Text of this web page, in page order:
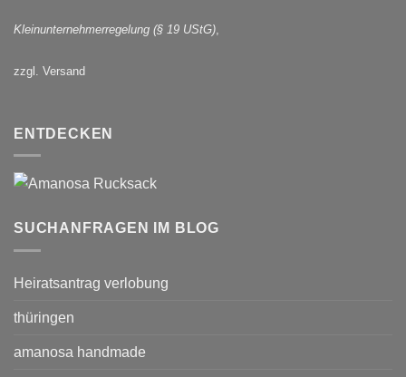
Kleinunternehmerregelung (§ 19 UStG)
zzgl. Versand
ENTDECKEN
SUCHANFRAGEN IM BLOG
Heiratsantrag verlobung
thüringen
amanosa handmade